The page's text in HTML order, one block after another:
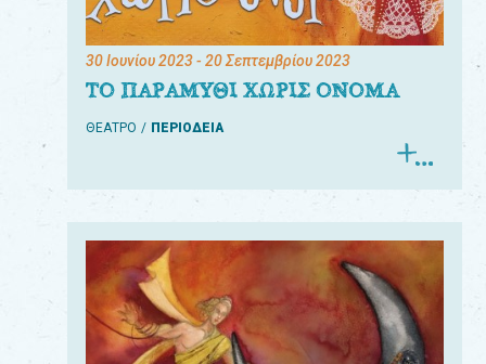
30 Ιουνίου 2023- 20 Σεπτεμβρίου 2023
ΤΟ ΠΑΡΑΜΥΘΙ ΧΩΡΙΣ ΟΝΟΜΑ
ΘΕΑΤΡΟ ΠΕΡΙΟΔΕΙΑ